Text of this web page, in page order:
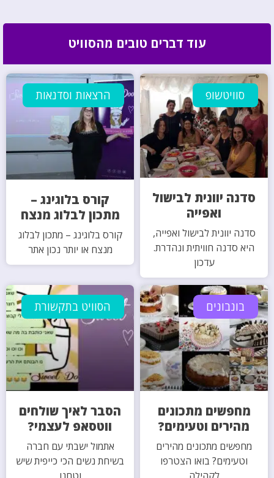
עוד דברים טובים מהסוויט
סוויטשופ
סדנה יוונית לבישול
ואפייה
סדנה יוונית לבישול ואפייה,
היא סדנה חוויתית ונהדרת.
עדכון
הרצאות וסדנאות
קורס בלוגינג –
מתכון לבלוג מנצח
קורס בלוגינג – מתכון לבלוג
מנצח או יותר נכון אתר
בונבונים
מחפשים מתכונים
מהירים וטעימים?
מחפשים מתכונים מהירים
וטעימים? בואו הצטרפו
לקהילה
הסוויט בתקשורת
הסבר לאיך שולחים
ווטסאפ לעצמי?
אתמול ישבתי עם חברה
בשיחת נשים הכי כייפית שיש
וטחנו